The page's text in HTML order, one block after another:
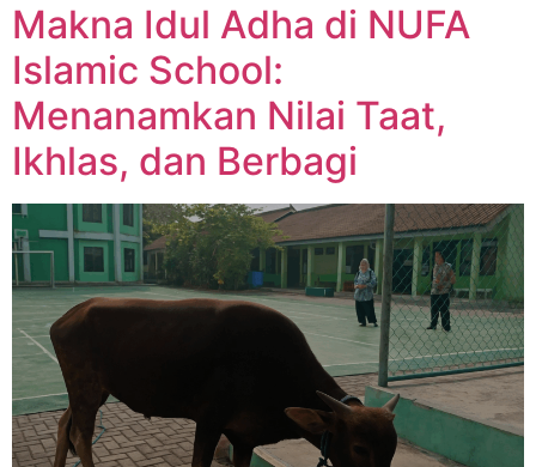
Makna Idul Adha di NUFA
Islamic School:
Menanamkan Nilai Taat,
Ikhlas, dan Berbagi